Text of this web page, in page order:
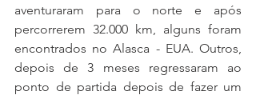
aventuraram para o norte e após
percorrerem 32.000 km, alguns foram
encontrados no Alasca - EUA. Outros,
depois de 3 meses regressaram ao
ponto de partida depois de fazer um